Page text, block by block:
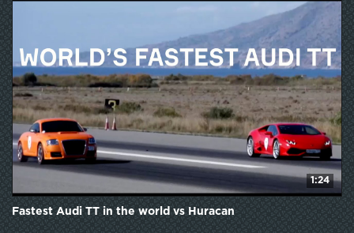
1:24
Fastest Audi TT in the world vs Huracan